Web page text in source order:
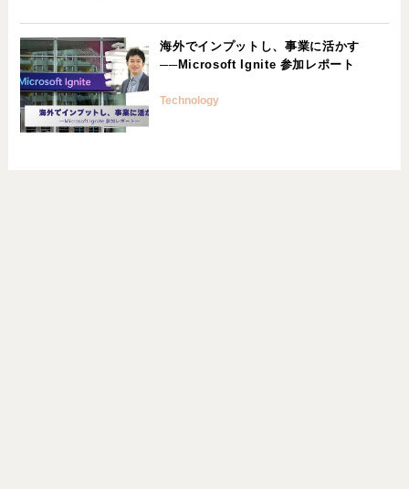
海外でインプットし、事業に活かす
──Microsoft Ignite 参加レポート
Technology